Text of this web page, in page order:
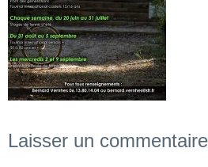
Laisser un commentaire